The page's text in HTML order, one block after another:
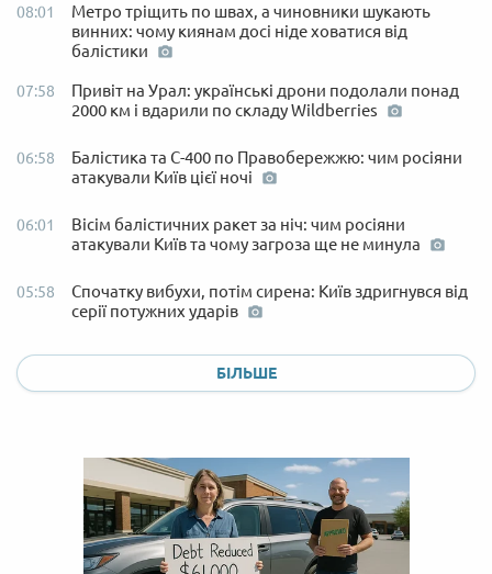
08:01
Метро тріщить по швах, а чиновники шукають
винних: чому киянам досі ніде ховатися від
балістики
07:58
Привіт на Урал: українські дрони подолали понад
2000 км і вдарили по складу Wildberries
06:58
Балістика та С-400 по Правобережжю: чим росіяни
атакували Київ цієї ночі
06:01
Вісім балістичних ракет за ніч: чим росіяни
атакували Київ та чому загроза ще не минула
05:58
Спочатку вибухи, потім сирена: Київ здригнувся від
серії потужних ударів
БІЛЬШЕ